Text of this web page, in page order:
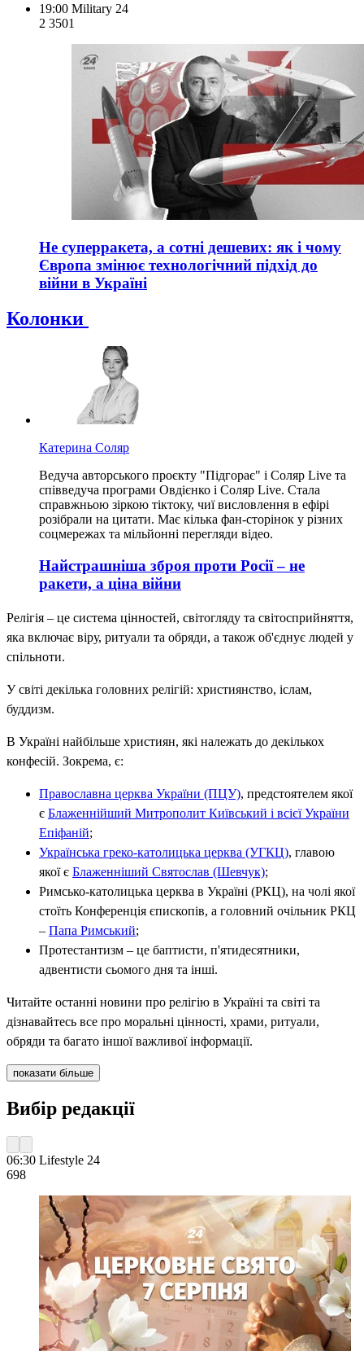
19:00 Military 24
2 3501
Не суперракета, а сотні дешевих: як і чому
Європа змінює технологічний підхід до
війни в Україні
Колонки
Катерина Соляр
Ведуча авторського проєкту "Підгорає" і Соляр Live та
співведуча програми Овдієнко і Соляр Live. Стала
справжньою зіркою тіктоку, чиї висловлення в ефірі
розібрали на цитати. Має кілька фан-сторінок у різних
соцмережах та мільйонні перегляди відео.
Найстрашніша зброя проти Росії – не
ракети, а ціна війни
Релігія – це система цінностей, світогляду та світосприйняття,
яка включає віру, ритуали та обряди, а також об'єднує людей у
спільноти.
У світі декілька головних релігій: християнство, іслам,
буддизм.
В Україні найбільше християн, які належать до декількох
конфесій. Зокрема, є:
Православна церква України (ПЦУ), предстоятелем якої
є Блаженнійший Митрополит Київський і всієї України
Епіфаній;
Українська греко-католицька церква (УГКЦ), главою
якої є Блаженніший Святослав (Шевчук);
Римсько-католицька церква в Україні (РКЦ), на чолі якої
стоїть Конференція єпископів, а головний очільник РКЦ
– Папа Римський;
Протестантизм – це баптисти, п'ятидесятники,
адвентисти сьомого дня та інші.
Читайте останні новини про релігію в Україні та світі та
дізнавайтесь все про моральні цінності, храми, ритуали,
обряди та багато іншої важливої інформації.
показати більше
Вибір редакції
06:30 Lifestyle 24
698